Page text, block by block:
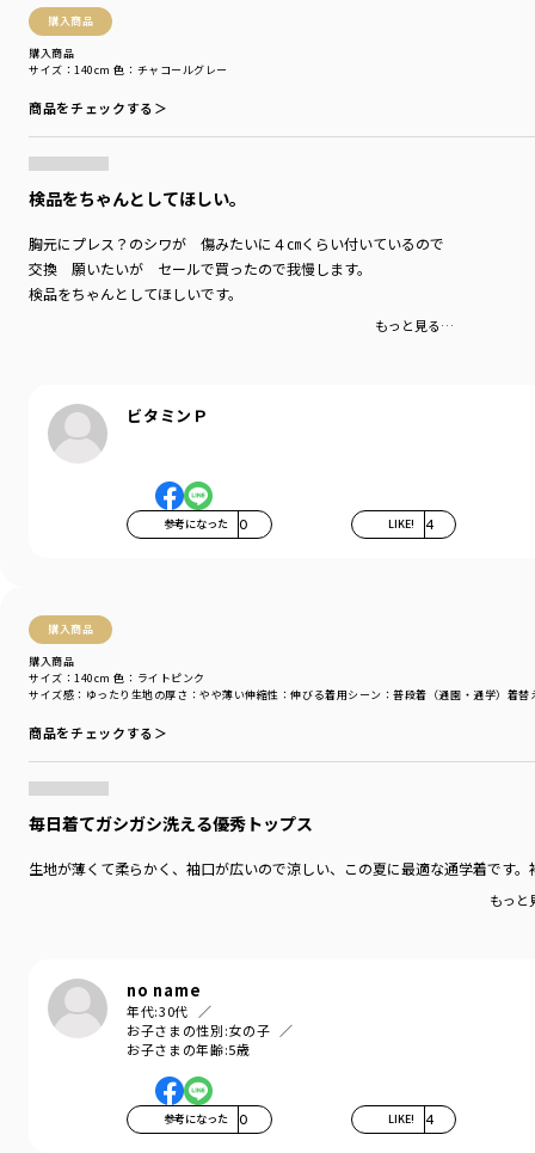
購入商品
購入商品
サイズ：140cm 色：チャコールグレー
商品をチェックする＞
検品をちゃんとしてほしい｡
胸元にプレス？のシワが 傷みたいに４㎝くらい付いているので
交換 願いたいが セールで買ったので我慢します。
検品をちゃんとしてほしいです。
もっと見る…
ビタミンＰ
参考になった 0 LIKE! 4
購入商品
購入商品
サイズ感 ：ゆったり 生地の厚さ ：やや薄い伸縮性 ：伸びる着用シーン ：普段着（通園・通学） 着替
サイズ：140cm 色：ライトピンク
商品をチェックする＞
毎日着てガシガシ洗える優秀トップス
生地が薄くて柔らかく、袖口が広いので涼しい、この夏に最適な通学着です
もっ
no name
年代:30代
お子さまの性別:女の子
お子さまの年齢:5歳
参考になった 0 LIKE! 4
-----
透け感：ややあり
着用イメージ/カラー：チャコールグレー
サイズ：サイズ110
ブランド ／branshes
シーズン
／
アウトレット
カテゴリ
／トップス